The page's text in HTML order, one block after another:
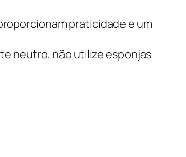
praticidade e um
neutro, não utilize esponjas